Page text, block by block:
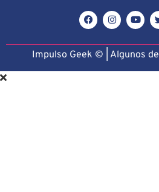
Impulso Geek © | Algunos